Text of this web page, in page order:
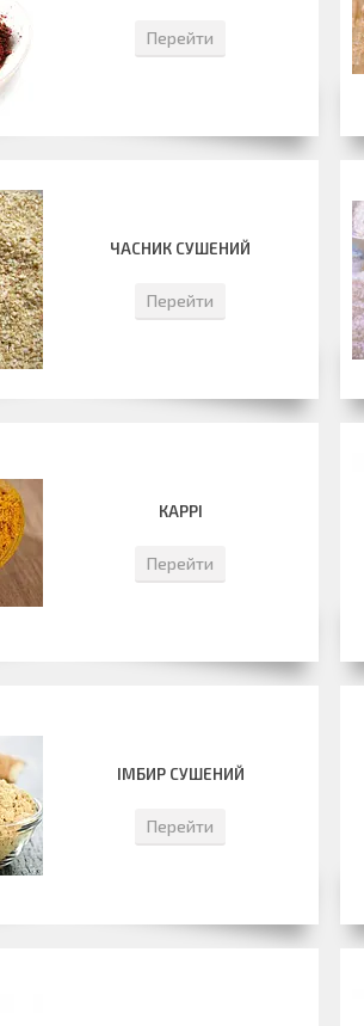
Перейти
ЧАСНИК СУШЕНИЙ
Перейти
КАРРІ
Перейти
ІМБИР СУШЕНИЙ
Перейти